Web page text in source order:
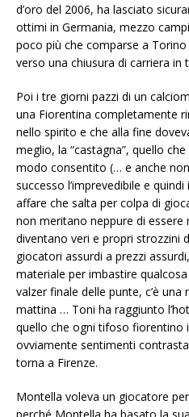
d’oro del 2006, ha lasciato
ottimi in Germania, mezzo
poco più che comparse a
verso una chiusura di carriera in
Poi i tre giorni pazzi di un
una Fiorentina completamente
nello spirito e che alla fine
meglio, la “castagna”, quello
modo consentito (… e anche
successo l’imprevedibile e
affare che salta per colpa di
non meritano neppure di essere
diventano veri e propri strozzini
giocatori assurdi a prezzi
materiale per imbastire
valzer finale delle punte, c’è una
mattina … Toni ha raggiunto
quello che ogni tifoso fiorentino
ovviamente sentimenti
torna a Firenze.
Montella voleva un giocatore